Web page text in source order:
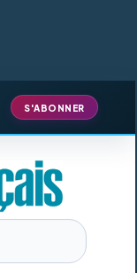
S'ABONNER